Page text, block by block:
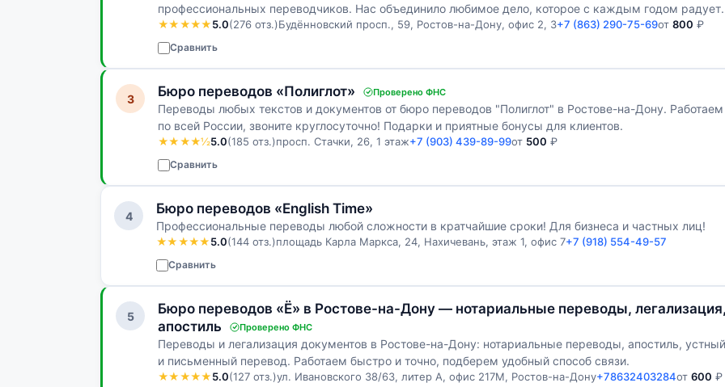
профессиональных переводчиков. Нас объединило любимое дело, которое с каждым годом радует
нас всё больше и больше. С тех по…
★★★★★5.0(276 отз.)Будённовский просп., 59, Ростов-на-Дону, офис 2, 3+7 (863) 290-75-69от 800 ₽
Сравнить
3 Бюро переводов «Полиглот» Проверено ФНС
Переводы любых текстов и документов от бюро переводов "Полиглот" в Ростове-на-Дону. Работаем
по всей России, звоните круглосуточно! Подарки и приятные бонусы для клиентов.
★★★★½5.0(185 отз.)просп. Стачки, 26, 1 этаж+7 (903) 439-89-99от 500 ₽
Сравнить
4 Бюро переводов «English Time»
Профессиональные переводы любой сложности в кратчайшие сроки! Для бизнеса и частных лиц!
★★★★★5.0(144 отз.)площадь Карла Маркса, 24, Нахичевань, этаж 1, офис 7+7 (918) 554-49-57
Сравнить
5
Бюро переводов «Ё» в Ростове-на-Дону — нотариальные переводы,
апостиль
Проверено ФНС
Переводы и легализация документов в Ростове-на-Дону: нотариальные переводы, апостиль, устный
и письменный перевод. Работаем быстро и точно, подберем удобный способ связи.
★★★★★5.0(127 отз.)ул. Ивановского 38/63, литер А, офис 217М, Ростов-на-Дону+78632403284от 600 ₽